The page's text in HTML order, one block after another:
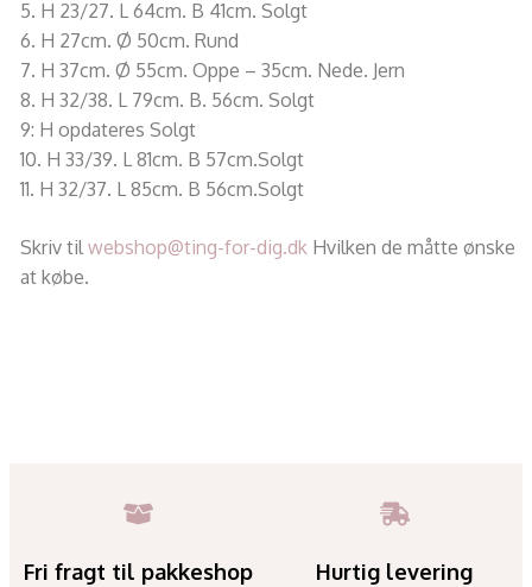
5. H 23/27. L 64cm. B 41cm. Solgt
6. H 27cm. Ø 50cm. Rund
7. H 37cm. Ø 55cm. Oppe – 35cm. Nede. Jern
8. H 32/38. L 79cm. B. 56cm. Solgt
9: H opdateres Solgt
10. H 33/39. L 81cm. B 57cm.Solgt
11. H 32/37. L 85cm. B 56cm.Solgt
Skriv tilwebshop@ting-for-dig.dkHvilken de måtte ønske
at købe.
Fri fragt til pakkeshop
Hurtig levering